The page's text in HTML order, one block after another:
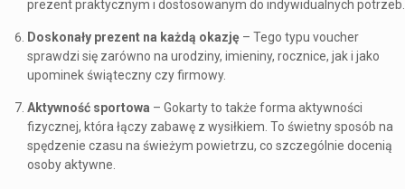
prezent praktycznym i dostosowanym do indywidualnych potrzeb.
Doskonały prezent na każdą okazję – Tego typu voucher
sprawdzi się zarówno na urodziny, imieniny, rocznice, jak i jako
upominek świąteczny czy firmowy.
Aktywność sportowa – Gokarty to także forma aktywności
fizycznej, która łączy zabawę z wysiłkiem. To świetny sposób na
spędzenie czasu na świeżym powietrzu, co szczególnie docenią
osoby aktywne.